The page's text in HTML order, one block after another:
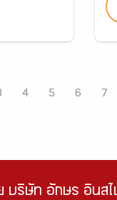
4 5 6 7
บริษัท อักษร อินส